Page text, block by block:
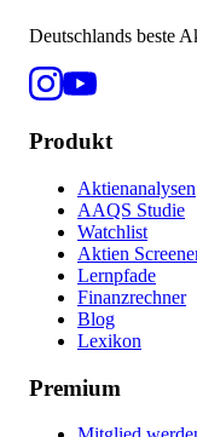
Deutschlands beste
Produkt
Aktienanalysen
AAQS Studie
Watchlist
Aktien
Lernpfade
Finanzrechner
Blog
Lexikon
Premium